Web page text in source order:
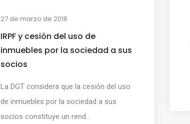
27 de marzo de 2018
IRPF y cesión del uso de
inmuebles por la sociedad a sus
socios
La DGT considera que la cesión del uso
de inmuebles por la sociedad a sus
socios constituye un rend...